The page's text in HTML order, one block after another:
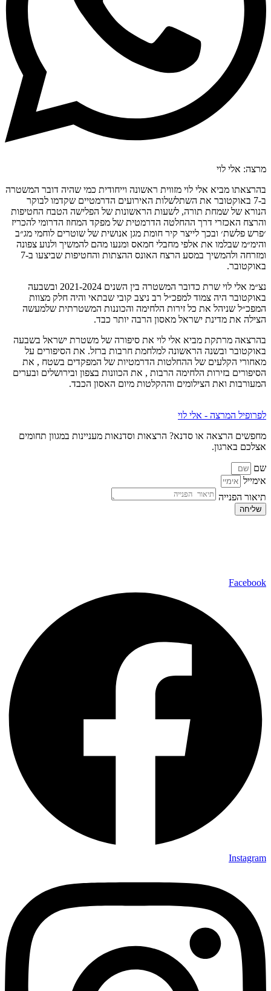
מרצה: אלי לוי
בהרצאתו מביא אלי לוי מזווית ראשונה וייחודית כמי שהיה דובר המשטרה
ב-7 באוקטובר את השתלשלות האירועים הדרמטיים שקדמו לבוקר
הנורא של שמחת תורה, לשעות הראשונות של הפלישה הטבח החטיפות
והרצח האכזרי דרך ההחלטה הדרמטית של מפקד המחוז הדרומי להכריז
׳פרש פלשת׳ ובכך לייצר קיר חומת מגן אנושית של שוטרים לוחמי מג״ב
והימ״מ שבלמו את אלפי מחבלי חמאס ומנעו מהם להמשיך ולנוע צפונה
ומזרחה ולהמשיך במסע הרצח האונס ההצתות והחטיפות שביצעו ב-7
באוקטובר.
נצ״מ אלי לוי שרת כדובר המשטרה בין השנים 2021-2024 ובשבעה
באוקטובר היה צמוד למפכ״ל רב ניצב קובי שבתאי והיה חלק מצוות
המפכ״ל שניהל את כל זירות הלחימה והכוננות המשטרתית שלמעשה
הצילה את מדינת ישראל מאסון הרבה יותר כבד.
בהרצאה מרתקת מביא אלי לוי את סיפורה של משטרת ישראל בשבעה
באוקטובר ובשנה הראשונה למלחמת חרבות ברזל. את הסיפורים על
מאחורי הקלעים של ההחלטות הדרמטיות של המפקדים בשטח , את
הסיפורים בזירות הלחימה הרבות , את הכוונות בצפון ובירושלים ובערים
המעורבות ואת הצילומים וההקלטות מיום האסון הכבד.
לפרופיל המרצה - אלי לוי
מחפשים הרצאה או סדנא? הרצאות וסדנאות מעניינות במגוון תחומים
אצלכם בארגון.
שם
אימייל
תיאור הפנייה
שליחה
Facebook
Instagram